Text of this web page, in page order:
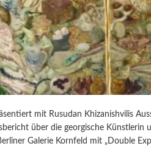
H
E
S
T
E
R
P
I
E
T
R
mit Rusudan Khizanishvilis
über die georgische Künstlerin
Galerie Kornfeld mit „Double